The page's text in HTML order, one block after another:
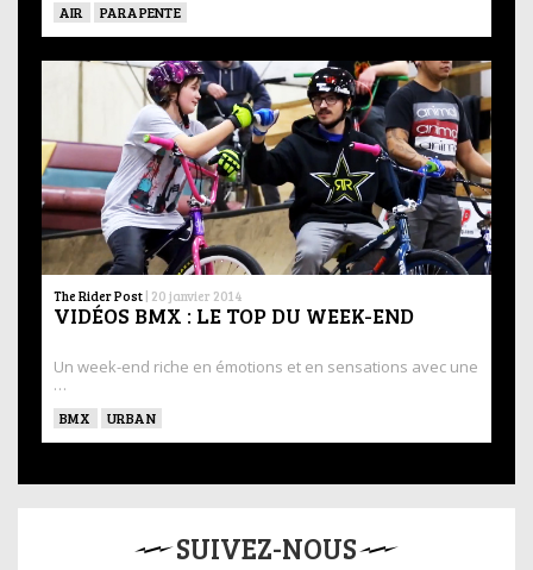
AIR PARAPENTE
The Rider Post | 20 janvier 2014
VIDÉOS BMX : LE TOP DU WEEK-END
Un week-end riche en émotions et en sensations avec une
…
BMX URBAN
SUIVEZ-NOUS